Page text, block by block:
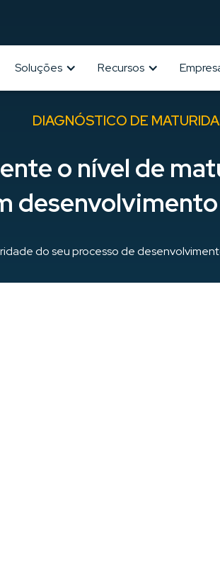
Soluções Recursos
DIAGNÓSTICO DE
o nível de
do seu processo de